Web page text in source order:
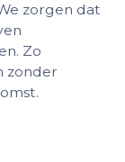
zorgen dat
Zo
zonder